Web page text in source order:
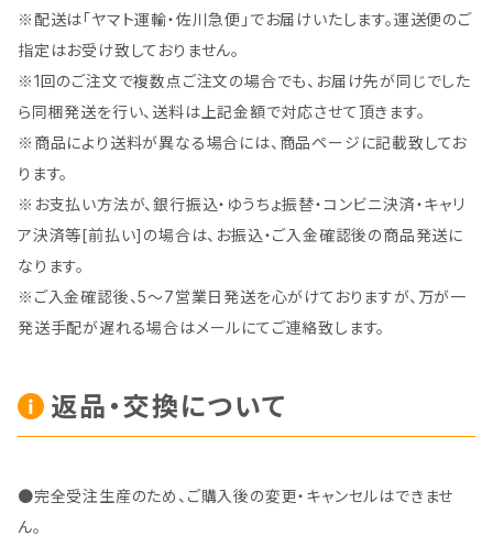
※配送は「ヤマト運輸・佐川急便」でお届けいたします。運送便のご
指定はお受け致しておりません。
※1回のご注文で複数点ご注文の場合でも、お届け先が同じでした
ら同梱発送を行い、送料は上記金額で対応させて頂きます。
※商品により送料が異なる場合には、商品ページに記載致してお
ります。
※お支払い方法が、銀行振込・ゆうちょ振替・コンビニ決済・キャリ
ア決済等[前払い]の場合は、お振込・ご入金確認後の商品発送に
なります。
※ご入金確認後、5～7営業日発送を心がけておりますが、万が一
発送手配が遅れる場合はメールにてご連絡致します。
返品・交換について
●完全受注生産のため、ご購入後の変更・キャンセルはできませ
ん。